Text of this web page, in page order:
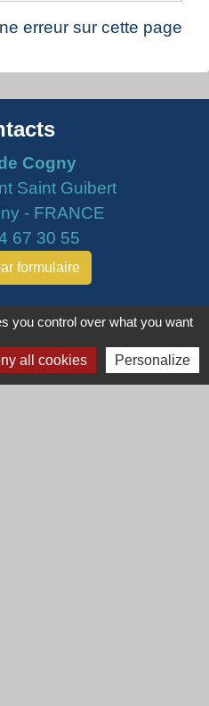
erreur sur cette page
Cogny
Saint Guibert
- FRANCE
67 30 55
formulaire
- 18h30
- 12h00
you control over what you want
all cookies Personalize